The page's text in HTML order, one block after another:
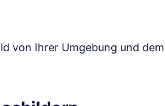
von Ihrer Umgebung und dem